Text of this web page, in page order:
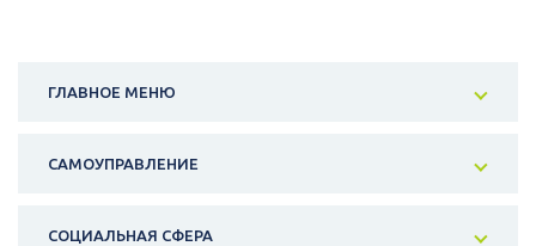
ГЛАВНОЕ МЕНЮ
САМОУПРАВЛЕНИЕ
СОЦИАЛЬНАЯ СФЕРА